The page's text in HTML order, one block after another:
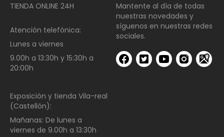
TIENDA ONLINE 24H
Atención telefónica:
Lunes a viernes
9.00h a 13:30h y 15:30h a
20:00h
Exposición y tienda Vila-real
(Castellón):
Mañanas: De lunes a
viernes de 9.00h a 13:30h
Mantente al día de todas
nuestras novedades y
síguenos en nuestras redes
sociales.